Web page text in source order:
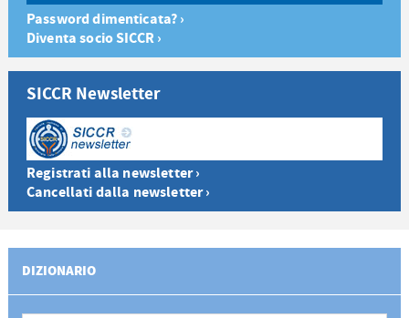
Password dimenticata? ›
Diventa socio SICCR ›
SICCR Newsletter
Registrati alla newsletter ›
Cancellati dalla newsletter ›
DIZIONARIO